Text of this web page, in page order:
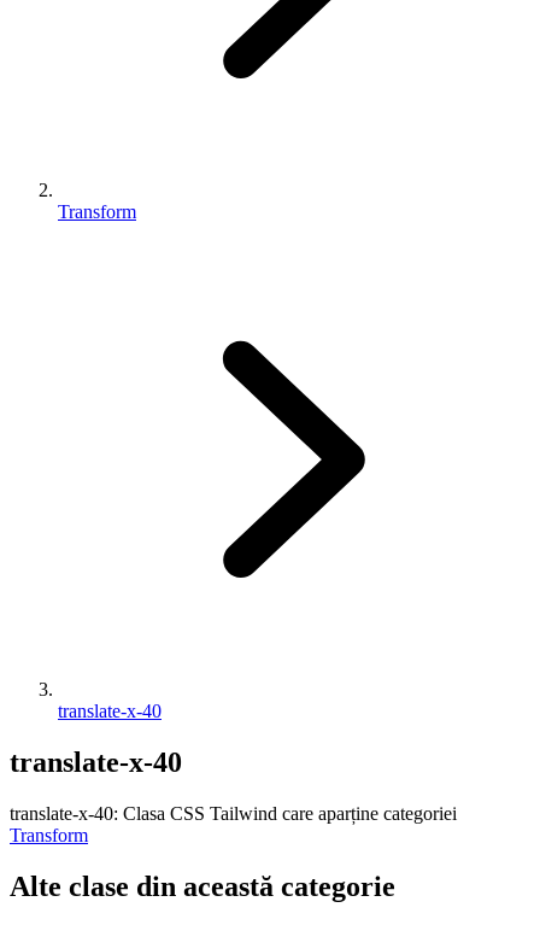
Transform
translate-x-40
translate-x-40
translate-x-40: Clasa CSS Tailwind care aparține categoriei
Transform
Alte clase din această categorie